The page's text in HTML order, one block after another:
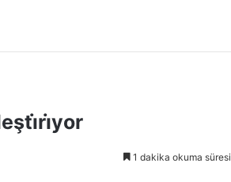
1 dakika okuma süresi